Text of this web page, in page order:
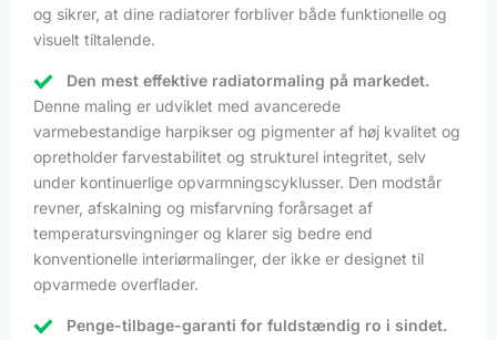
og sikrer, at dine radiatorer forbliver både funktionelle og
visuelt tiltalende.
Den mest effektive radiatormaling på markedet.
Denne maling er udviklet med avancerede
varmebestandige harpikser og pigmenter af høj kvalitet og
opretholder farvestabilitet og strukturel integritet, selv
under kontinuerlige opvarmningscyklusser. Den modstår
revner, afskalning og misfarvning forårsaget af
temperatursvingninger og klarer sig bedre end
konventionelle interiørmalinger, der ikke er designet til
opvarmede overflader.
Penge-tilbage-garanti for fuldstændig ro i sindet.